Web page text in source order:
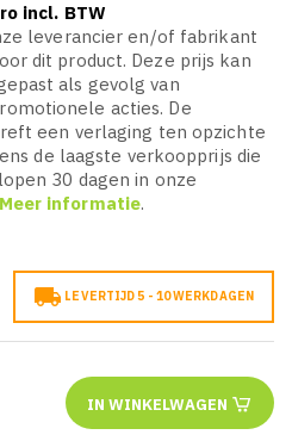
incl. BTW
leverancier en/of fabrikant
dit product. Deze prijs kan
als gevolg van
acties. De
een verlaging ten opzichte
de laagste verkoopprijs die
30 dagen in onze
Meer informatie.
 LEVERTIJD 5 - 10 WERKDAGEN
IN WINKELWAGEN